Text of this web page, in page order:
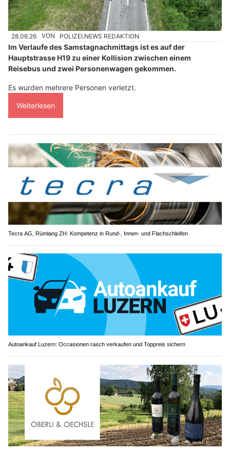
28.06.26 VON POLIZEI.NEWS REDAKTION
Im Verlaufe des Samstagnachmittags ist es auf der
Hauptstrasse H19 zu einer Kollision zwischen einem
Reisebus und zwei Personenwagen gekommen.
Es wurden mehrere Personen verletzt.
Weiterlesen
Tecra AG, Rümlang ZH: Kompetenz in Rund-, Innen- und Flachschleifen
Autoankauf Luzern: Occasionen rasch verkaufen und Toppreis sichern